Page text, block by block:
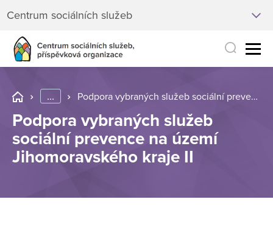
Centrum sociálních služeb
... Podpora vybraných služeb sociální prevence na území Jihomoravského kraje II
Podpora vybraných služeb
sociální prevence na území
Jihomoravského kraje II